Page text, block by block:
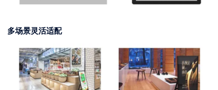
多场景灵活适配